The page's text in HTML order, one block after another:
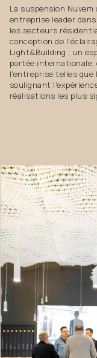
La suspension Nuvem
entreprise leader
les secteurs
conception de
Light&Building ; un
portée internationale,
l'entreprise telles que
soulignant
réalisations les plus